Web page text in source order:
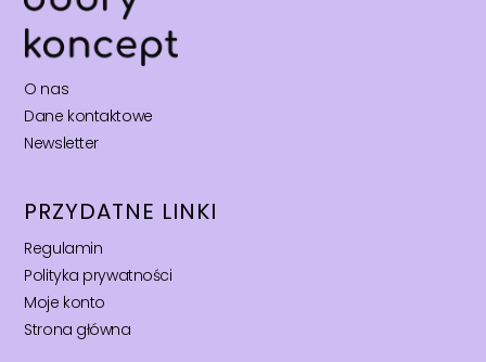
O nas
Dane kontaktowe
Newsletter
PRZYDATNE LINKI
Regulamin
Polityka prywatności
Moje konto
Strona główna